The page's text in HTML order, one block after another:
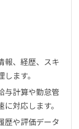
報、経歴、スキ
ます。
与計算や勤怠管
対応します。
歴や評価データ